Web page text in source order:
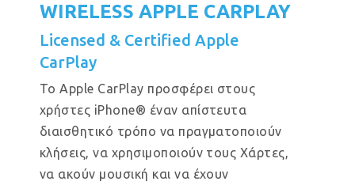
WIRELESS APPLE CARPLAY
Licensed & Certified Apple
CarPlay
Το Apple CarPlay προσφέρει στους
χρήστες iPhone® έναν απίστευτα
διαισθητικό τρόπο να πραγματοποιούν
κλήσεις, να χρησιμοποιούν τους Χάρτες,
να ακούν μουσική και να έχουν